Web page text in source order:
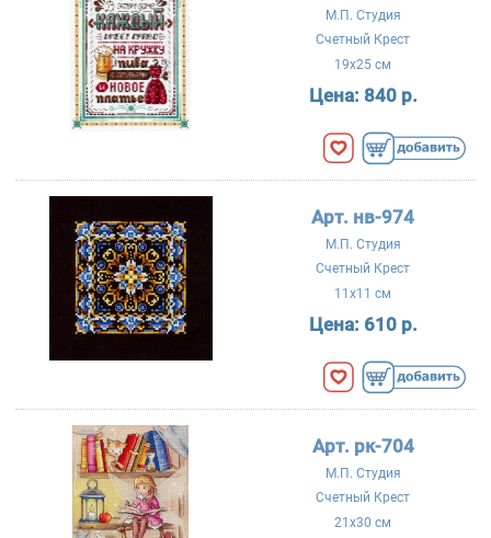
М.П. Студия
Счетный Крест
19x25 см
Цена: 840 р.
Арт. нв-974
М.П. Студия
Счетный Крест
11x11 см
Цена: 610 р.
Арт. рк-704
М.П. Студия
Счетный Крест
21x30 см